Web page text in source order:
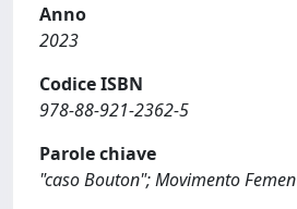
Anno
2023
Codice ISBN
978-88-921-2362-5
Parole chiave
"caso Bouton"; Movimento Femen